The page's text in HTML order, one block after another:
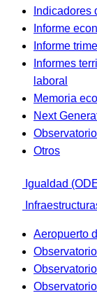
Indicadores
Informe
Informe
Informes
laboral
Memoria
Next
Otros
Igualdad
Aeropuerto